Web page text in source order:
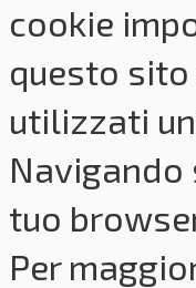
cookie
questo
utilizzati
tuo
Per